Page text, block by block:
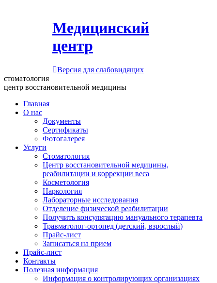
Медицинский
центр
Версия для слабовидящих
стоматология
центр восстановительной медицины
Главная
О нас
Документы
Сертификаты
Фотогалерея
Услуги
Стоматология
Центр восстановительной медицины,
реабилитации и коррекции веса
Косметология
Наркология
Лабораторные исследования
Отделение физической реабилитации
Получить консультацию мануального терапевта
Травматолог-ортопед (детский, взрослый)
Прайс-лист
Записаться на прием
Прайс-лист
Контакты
Полезная информация
Информация о контролирующих организациях